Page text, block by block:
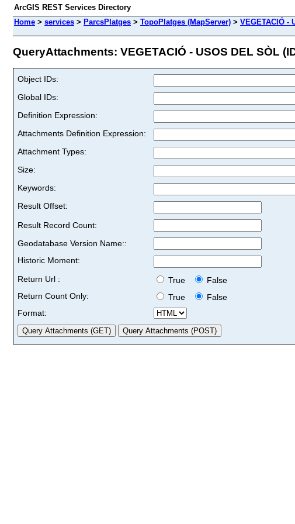
ArcGIS REST Services Directory
Home > services > ParcsPlatges > TopoPlatges (MapServer) > VEGETACIÓ -
QueryAttachments: VEGETACIÓ - USOS DEL SÒL
Object IDs:
Global IDs:
Definition Expression:
Attachments Definition Expression:
Attachment Types:
Size:
Keywords:
Result Offset:
Result Record Count:
Geodatabase Version Name::
Historic Moment:
Return Url :
True
False
Return Count Only:
True
False
Format: